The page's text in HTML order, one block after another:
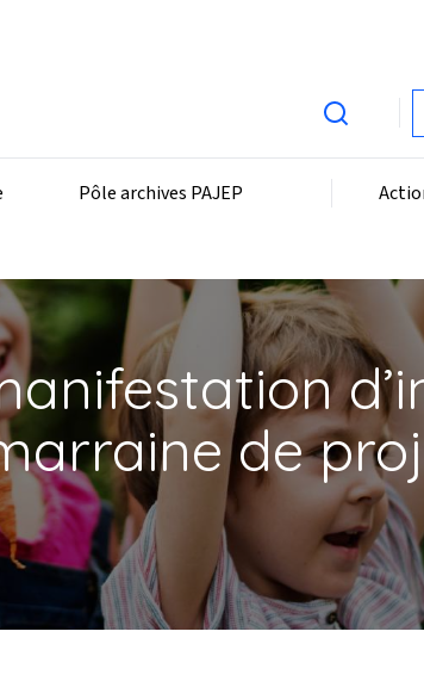
Pôle archives PAJEP
de